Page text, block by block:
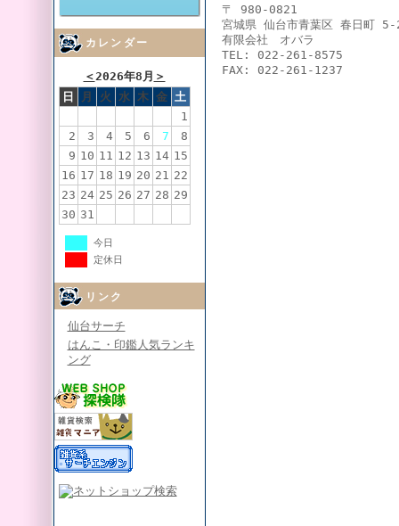
カレンダー
＜2026年8月 ＞
日
月 火 水 木 金 土
1
2
3 4 5 6 7
8
9 10 11 12 13 14 15
16 17 18 19 20 21 22
23 24 25 26 27 28 29
30 31
今日
定休日
リンク
仙台サーチ
はんこ・印鑑人気ランキ
ング
〒 980-0821
宮城県 仙台市青葉区 春日町 5-
有限会社 オバラ
TEL: 022-261-8575
FAX: 022-261-1237